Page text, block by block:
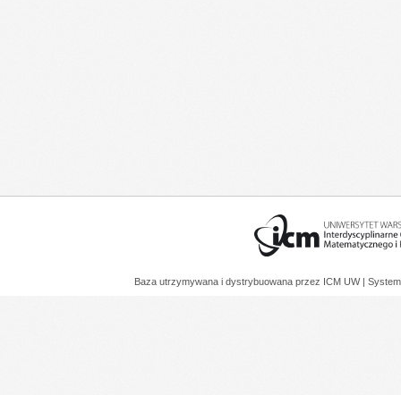
Baza utrzymywana i dystrybuowana przez ICM UW |